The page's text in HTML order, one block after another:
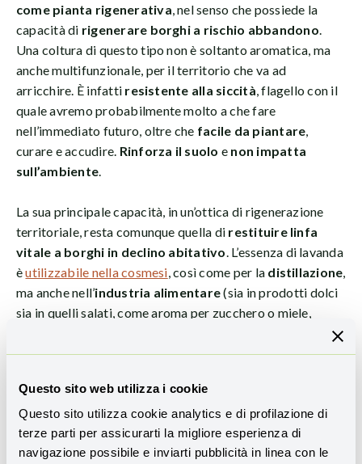
Questo sito web utilizza i cookie
Questo sito utilizza cookie analytics e di profilazione di
terze parti per assicurarti la migliore esperienza di
navigazione possibile e inviarti pubblicità in linea con le
come pianta rigenerativa , nel senso che possiede la
capacità di rigenerare borghi a rischio abbandono
Una coltura di questo tipo non è soltanto aromatica, ma
anche multifunzionale, per il territorio che va ad
arricchire. È infatti resistente alla siccità , flagello con il
quale avremo probabilmente molto a che fare
nell’immediato futuro, oltre che facile da piantare
curare e accudire. Rinforza il suolo e non impatta
sull’ambiente
La sua principale capacità, in un’ottica di rigenerazione
territoriale, resta comunque quella di restituire linfa
vitale a borghi in declino abitativo . L’essenza di lavanda
èutilizzabile nella cosmesi , così come per la distillazione
ma anche nell’industria alimentare(sia in prodotti dolci
sia in quelli salati, come aroma per zucchero o miele,
(con la lavanda essiccata si realizzano monili, gioielli o